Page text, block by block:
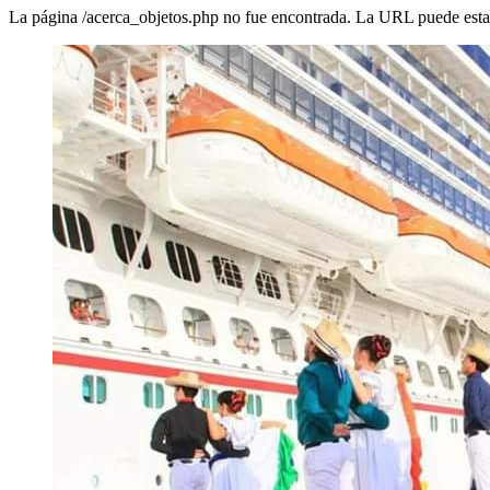
La página /acerca_objetos.php no fue encontrada. La URL puede